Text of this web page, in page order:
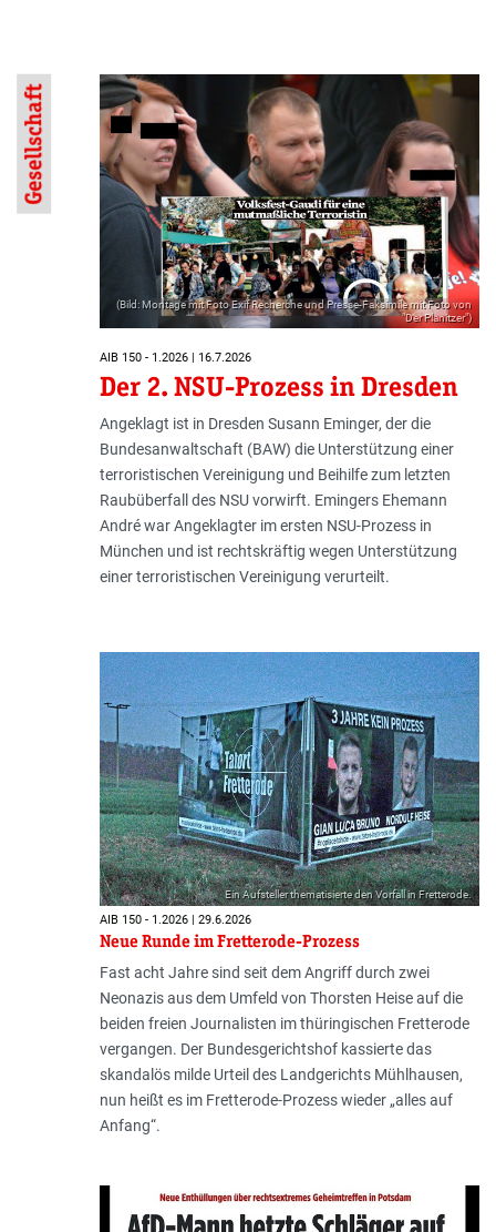
Gesellschaft
(Bild: Montage mit Foto Exif Recherche und Presse-Faksimile mit Foto von
"Der Planitzer")
AIB 150 - 1.2026 | 16.7.2026
Der 2. NSU-Prozess in Dresden
Angeklagt ist in Dresden Susann Eminger, der die
Bundesanwaltschaft (BAW) die Unterstützung einer
terroristischen Vereinigung und Beihilfe zum letzten
Raubüberfall des NSU vorwirft. Emingers Ehemann
André war Angeklagter im ersten NSU-Prozess in
München und ist rechtskräftig wegen Unterstützung
einer terroristischen Vereinigung verurteilt.
Ein Aufsteller thematisierte den Vorfall in Fretterode.
AIB 150 - 1.2026 | 29.6.2026
Neue Runde im Fretterode-Prozess
Fast acht Jahre sind seit dem Angriff durch zwei
Neonazis aus dem Umfeld von Thorsten Heise auf die
beiden freien Journalisten im thüringischen Fretterode
vergangen. Der Bundesgerichtshof kassierte das
skandalös milde Urteil des Landgerichts Mühlhausen,
nun heißt es im Fretterode-Prozess wieder „alles auf
Anfang“.